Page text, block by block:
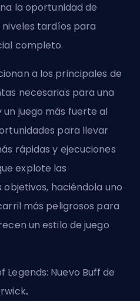
la oportunidad de
tardíos para
completo.
a los principales de
necesarias para una
juego más fuerte al
para llevar
rápidas y ejecuciones
explote las
objetivos, haciéndola uno
más peligrosos para
un estilo de juego
Legends: Nuevo Buff de
.